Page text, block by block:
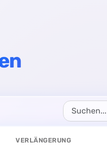
VERLÄNGERUNG